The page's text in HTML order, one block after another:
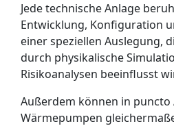
Jede technische Anlage
Entwicklung, Konfiguration
einer speziellen Auslegung,
durch physikalische
Risikoanalysen beeinflusst
Außerdem können in puncto
Wärmepumpen